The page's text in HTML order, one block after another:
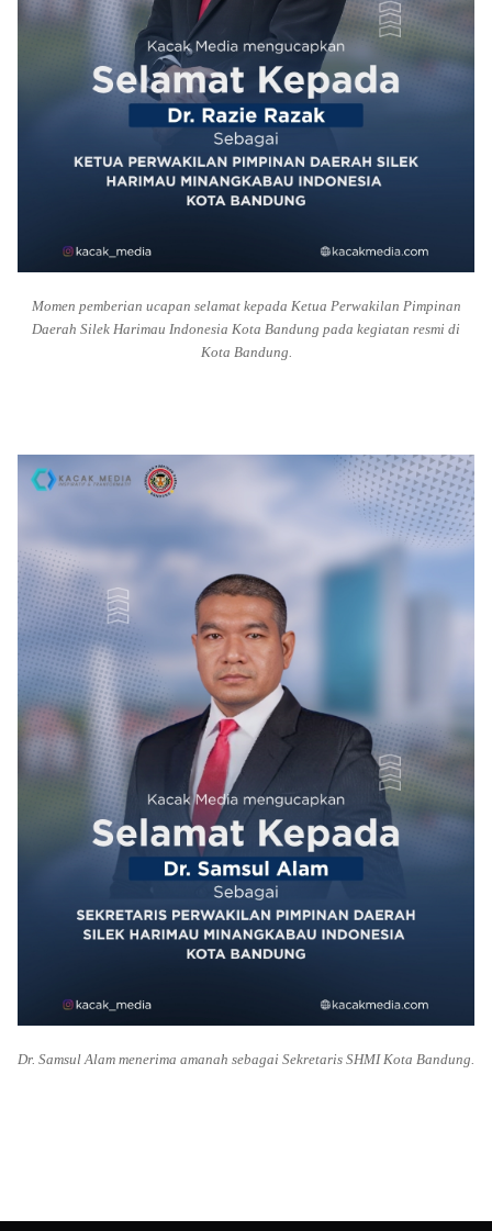
Momen pemberian ucapan selamat kepada Ketua Perwakilan Pimpinan
Daerah Silek Harimau Indonesia Kota Bandung pada kegiatan resmi di
Kota Bandung.
Dr. Samsul Alam menerima amanah sebagai Sekretaris SHMI Kota Bandung.